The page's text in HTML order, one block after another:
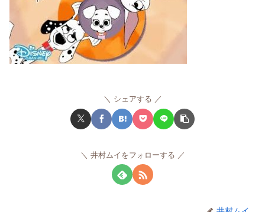
シェアする
井村ムイをフォローする